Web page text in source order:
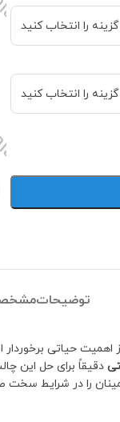
توضیحات
اهمیت حیاتی
دقیقاً برای حل این
را در شرایط